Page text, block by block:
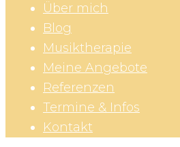
Über mich
Blog
Musiktherapie
Meine Angebote
Referenzen
Termine & Infos
Kontakt